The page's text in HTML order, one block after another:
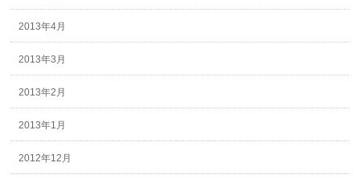
2013年4月
2013年3月
2013年2月
2013年1月
2012年12月